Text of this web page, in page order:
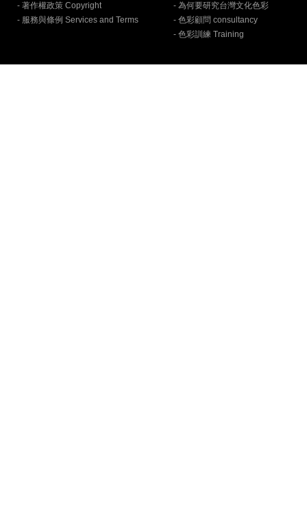
- 著作權政策 Copyright
- 服務與條例 Services and Terms
- 為何要研究台灣文化色彩
- 色彩顧問 consultancy
- 色彩訓練 Training